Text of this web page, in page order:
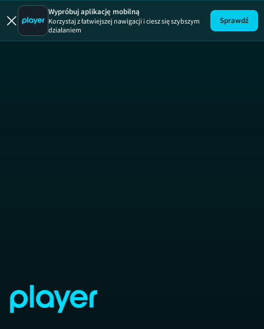
Wypróbuj aplikację mobilną
Korzystaj z łatwiejszej nawigacji i ciesz się szybszym
działaniem
Sprawdź